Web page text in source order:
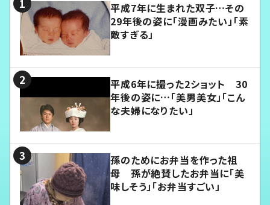
平成7年に生まれた双子…その
29年後の姿に「漫画みたい」「素
敵すぎる」
平成6年に撮った2ショット 30
年後の姿に…「美男美女」「こん
な夫婦になりたい」
孫のためにお弁当を作った祖
母 孫が絶賛したお弁当に「美
味しそう」「お弁当すごい」